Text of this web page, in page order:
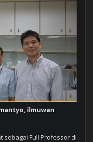
ilmuwan
sebagai Full Professor di